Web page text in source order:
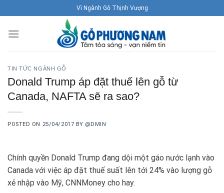
to
content
Vì Ngành Gỗ Thịnh Vượng
TIN TỨC NGÀNH GỖ
Donald Trump áp đặt thuế lên gỗ từ
Canada, NAFTA sẽ ra sao?
POSTED ON 25/04/2017 BY @DMIN
Chính quyền Donald Trump đang dội một gáo nước lạnh vào
Canada với việc áp đặt thuế suất lên tới 24% vào lượng gỗ
xẻ nhập vào Mỹ, CNNMoney cho hay.